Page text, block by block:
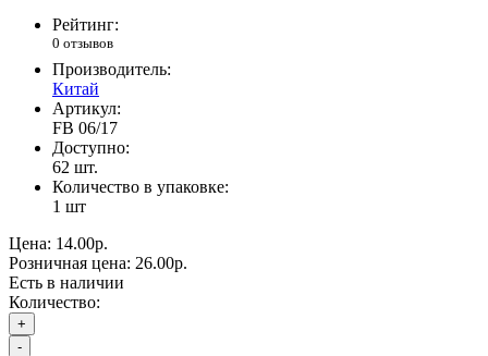
Рейтинг:
0 отзывов
Производитель:
Китай
Артикул:
FB 06/17
Доступно:
62 шт.
Количество в упаковке:
1 шт
Цена: 14.00р.
Розничная цена: 26.00р.
Есть в наличии
Количество:
+
-